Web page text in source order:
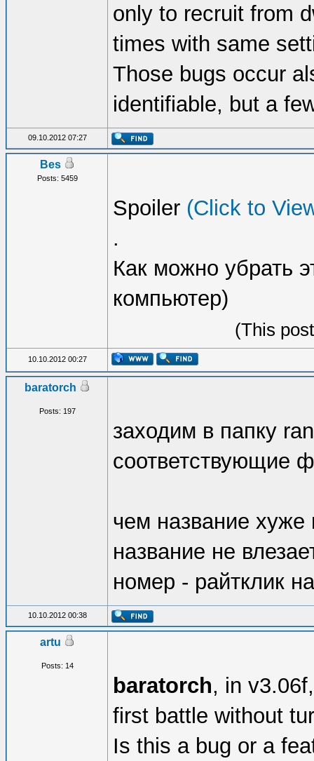
only to recruit from
times with same
Those bugs occur
identifiable, but a
09.10.2012 07:27
Bes
Posts: 5459
Spoiler (Click to
.
Как можно убрать
компьютер)
(This
10.10.2012 00:27
baratorch
Posts: 197
заходим в папку
соответствующие
чем название
название не
номер - райтклик
10.10.2012 00:38
artu
Posts: 14
baratorch, in
first battle without
Is this a bug or a